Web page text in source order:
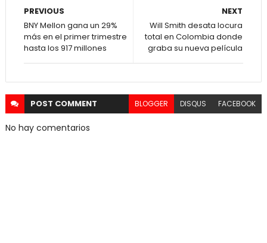
NEXT
Will Smith desata locura
total en Colombia donde
graba su nueva película
PREVIOUS
BNY Mellon gana un 29%
más en el primer trimestre
hasta los 917 millones
POST COMMENT BLOGGER DISQUS FACEBOOK
No hay comentarios